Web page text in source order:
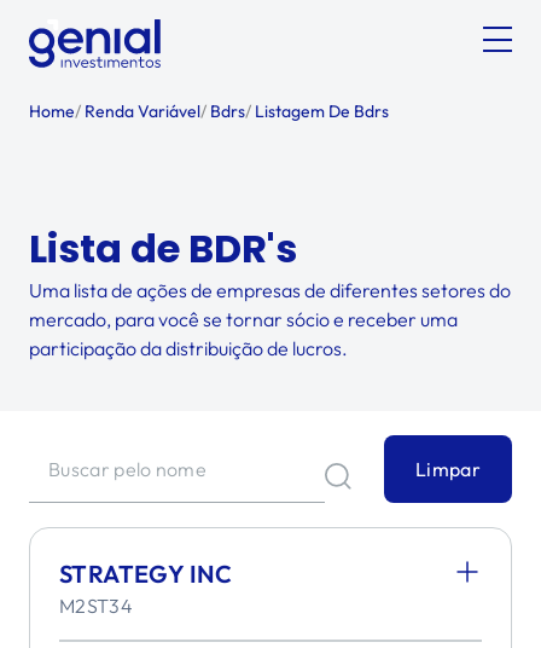
Home/ Renda Variável/ Bdrs/ Listagem De Bdrs
Lista de BDR's
Uma lista de ações de empresas de diferentes setores do
mercado, para você se tornar sócio e receber uma
participação da distribuição de lucros.
Limpar
STRATEGY INC
M2ST34